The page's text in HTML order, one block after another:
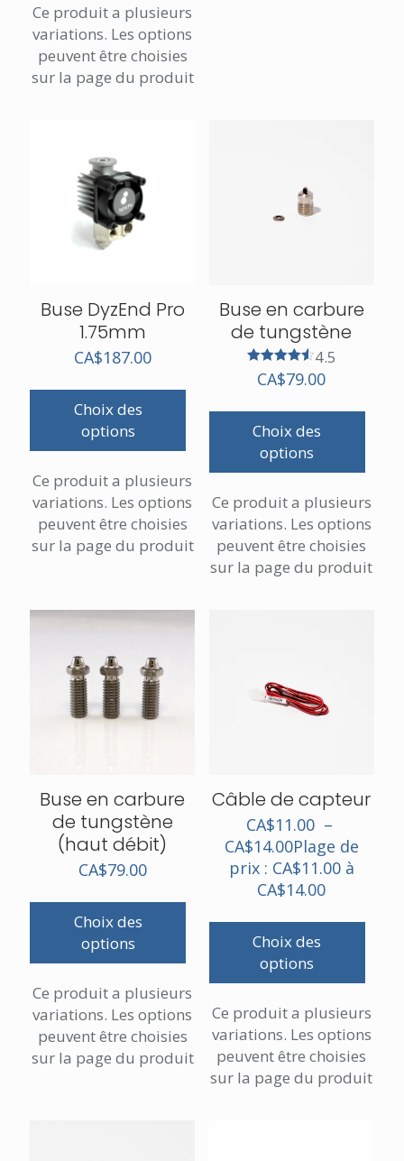
Ce produit a plusieurs
variations. Les options
peuvent être choisies
sur la page du produit
Buse DyzEnd Pro
1.75mm
CA$187.00
Choix des
options
Ce produit a plusieurs
variations. Les options
peuvent être choisies
sur la page du produit
Buse en carbure
de tungstène
Note
4.50
4.5
CA$79.00
Choix des
options
Ce produit a plusieurs
variations. Les options
peuvent être choisies
sur la page du produit
Buse en carbure
de tungstène
(haut débit)
CA$79.00
Choix des
options
Ce produit a plusieurs
variations. Les options
peuvent être choisies
sur la page du produit
Câble de capteur
CA$11.00 –
CA$14.00Plage de
prix : CA$11.00 à
CA$14.00
Choix des
options
Ce produit a plusieurs
variations. Les options
peuvent être choisies
sur la page du produit